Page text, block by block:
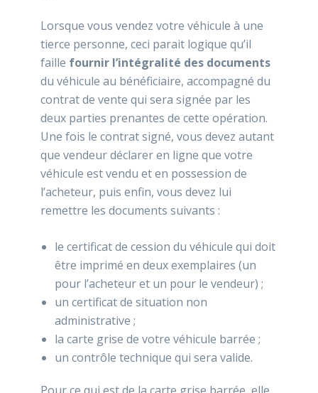
Lorsque vous vendez votre véhicule à une
tierce personne, ceci parait logique qu’il
faille fournir l’intégralité des documents
du véhicule au bénéficiaire, accompagné du
contrat de vente qui sera signée par les
deux parties prenantes de cette opération.
Une fois le contrat signé, vous devez autant
que vendeur déclarer en ligne que votre
véhicule est vendu et en possession de
l’acheteur, puis enfin, vous devez lui
remettre les documents suivants :
le certificat de cession du véhicule qui doit
être imprimé en deux exemplaires (un
pour l’acheteur et un pour le vendeur) ;
un certificat de situation non
administrative ;
la carte grise de votre véhicule barrée ;
un contrôle technique qui sera valide.